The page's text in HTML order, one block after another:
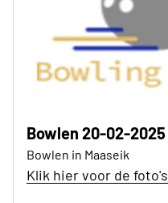
Bowlen 20-02-2025
Bowlen in Maaseik
Klik hier voor de foto's